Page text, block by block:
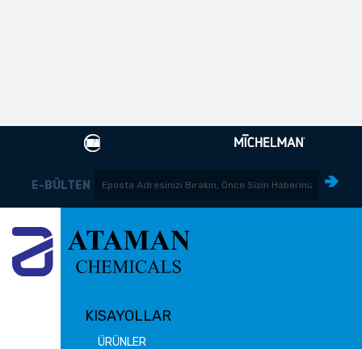
E-BÜLTEN
KISAYOLLAR
ÜRÜNLER